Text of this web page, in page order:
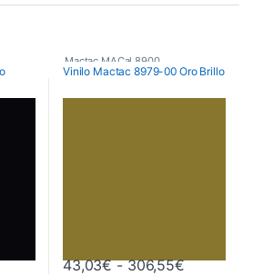
de precios: desde 29,97€
Mactac MACal 8900
Vinilo Mactac 8979-00 Oro Brillo
43,03€ - 306,55€Rango